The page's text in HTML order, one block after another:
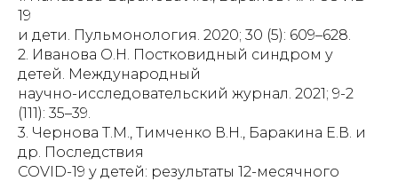
19
и дети. Пульмонология. 2020; 30 (5): 609–628.
2. Иванова О.Н. Постковидный синдром у
детей. Международный
научно-исследовательский журнал. 2021; 9-2
(111): 35–39.
3. Чернова Т.М., Тимченко В.Н., Баракина Е.В. и
др. Последствия
COVID-19 у детей: результаты 12-месячного